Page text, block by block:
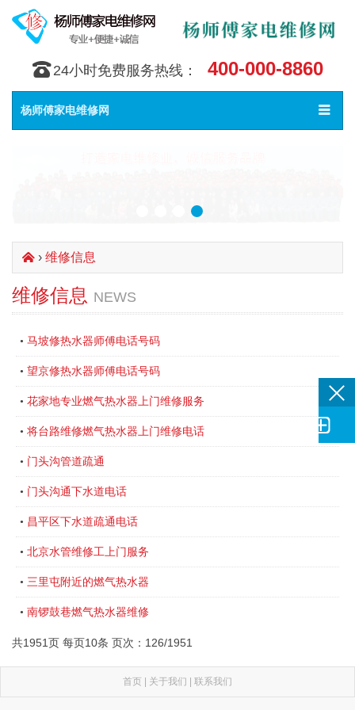
󰇯 24小时免费服务热线： 400-000-8860
Toggle
󰀥
杨师傅家电维修网
󰄫 › 维修信息
维修信息 NEWS
• 马坡修热水器师傅电话号码
• 望京修热水器师傅电话号码
• 花家地专业燃气热水器上门维修服务
• 将台路维修燃气热水器上门维修电话
• 门头沟管道疏通
• 门头沟通下水道电话
• 昌平区下水道疏通电话
• 北京水管维修工上门服务
• 三里屯附近的燃气热水器
• 南锣鼓巷燃气热水器维修
共1951页 每页10条 页次：126/1951
首页 | 关于我们 | 联系我们
